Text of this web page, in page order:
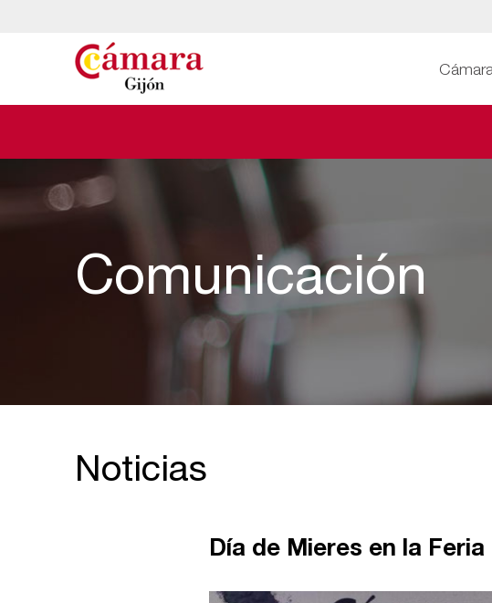
Cámara
Comunicación
Noticias
Día de Mieres en la